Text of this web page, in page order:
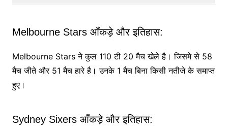
Melbourne Stars आँकड़े और इतिहास:
Melbourne Stars ने कुल 110 टी 20 मैच खेले है। जिसमे से 58
मैच जीते और 51 मैच हारे है। उनके 1 मैच बिना किसी नतीजे के समाप्त
हुए।
Sydney Sixers आँकड़े और इतिहास: